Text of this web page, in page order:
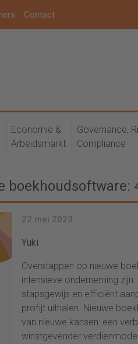
Contact
Economie &
Arbeidsmarkt
Governance,
Compliance
boekhoudsoftware:
22 mei 2023
Yuki
Overstappen op nieuwe
intensieve onderneming
stapsgewijs en efficiënt
profijt uithalen. Nieuwe
van nieuwe kansen: een
winstgevender